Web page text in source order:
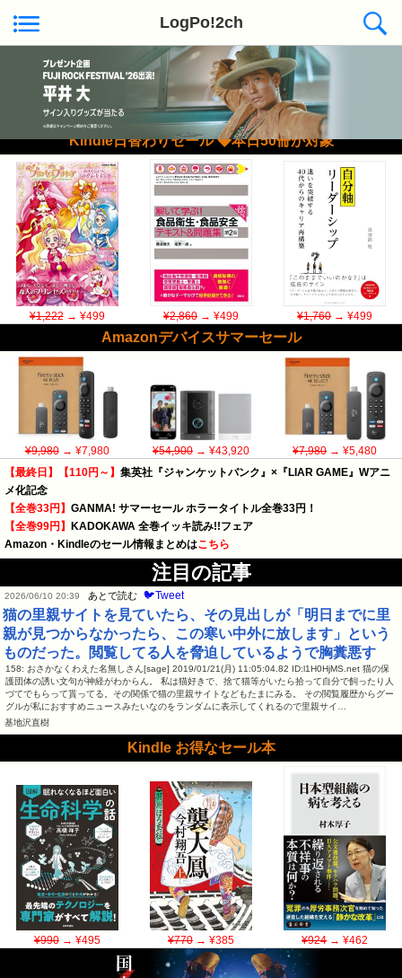
LogPo!2ch
Kindle日替わりセール ◆本日50冊が対象
¥1,222→ ¥499 ¥2,860→ ¥499 ¥1,760→ ¥499
Amazonデバイスサマーセール
¥9,980→ ¥7,980 ¥54,900→ ¥43,920 ¥7,980→ ¥5,480
【最終日】【110円～】 集英社『ジャンケットバンク』×『LIAR GAME』Wアニ
メ化記念
【全巻33円】 GANMA! サマーセール ホラータイトル全巻33円！
【全巻99円】 KADOKAWA 全巻イッキ読み!!フェア
Amazon・Kindleのセール情報まとめはこちら
注目の記事
2026/06/10 20:39 あとで読む 🐦Tweet
猫の里親サイトを見ていたら、その見出しが「明日までに里
親が見つからなかったら、この寒い中外に放します」という
ものだった。閲覧してる人を脅迫しているようで胸糞悪す
158: おさかなくわえた名無しさん[sage] 2019/01/21(月) 11:05:04.82 ID:l1H0HjMS.net 猫の保
護団体の誘い文句が神経がわからん。 私は猫好きで、捨て猫等がいたら拾って自分で飼ったり人
づてでもらって貰ってる。その関係で猫の里親サイトなどもたまにみる。 その閲覧履歴からグー
グルが私におすすめニュースみたいなのをランダムに表示してくれるので里親サイ…
基地沢直樹
Kindle お得なセール本
¥990→ ¥495 ¥770→ ¥385 ¥924→ ¥462